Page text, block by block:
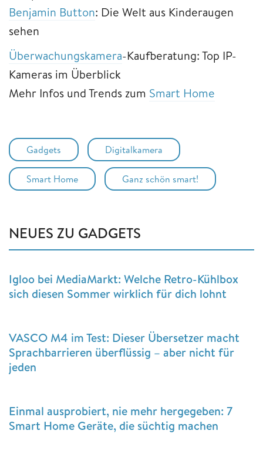
Benjamin Button: Die Welt aus Kinderaugen
sehen
Überwachungskamera-Kaufberatung: Top IP-
Kameras im Überblick
Mehr Infos und Trends zum Smart Home
Gadgets Digitalkamera
Smart Home Ganz schön smart!
NEUES ZU GADGETS
Igloo bei MediaMarkt: Welche Retro-Kühlbox
sich diesen Sommer wirklich für dich lohnt
VASCO M4 im Test: Dieser Übersetzer macht
Sprachbarrieren überflüssig – aber nicht für
jeden
Einmal ausprobiert, nie mehr hergegeben: 7
Smart Home Geräte, die süchtig machen